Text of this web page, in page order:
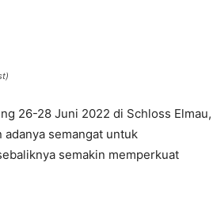
26-28 Juni 2022 di Schloss Elmau,
semangat untuk
semakin memperkuat